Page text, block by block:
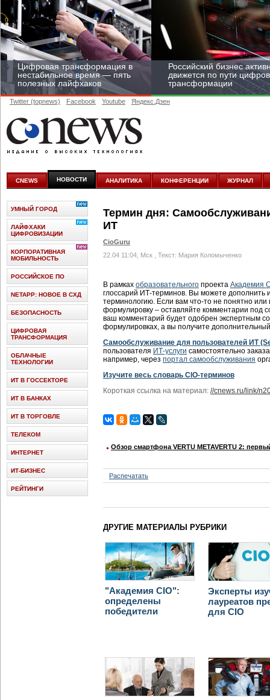
Цифровая трансформация в
нестабильное время — пять
полезных лайфхаков
Российский бизнес
движется по пути
трансформации
цифровизироваться со
скоростью крупных
корпораций
Twitter (topnews) Facebook Youtube Яндекс.Дзен
CNEWS НОВОСТИ АНАЛИТИКА КОНФЕРЕНЦИИ ЖУРНАЛ
Термин дня:
ИТ
CioGuru
22.04 11:04, Мск , Текст: Мария Коломыченко
В рамках образовательного проекта Академия
глоссарий ИТ-терминов. Вы можете дополнить
терминологию. Если вам что-то не понятно
формулировку – оставляйте комментарии под
ваш комментарий будет одобрен экспертным
формулировках, а вы получите
Самообслуживание для пользователей ИТ
пользователя ИТ-услуги самостоятельно
например, через портал самообслуживания
Изучите весь словарь CIO-терминов
Короткая ссылка на материал: //cnews.ru/link/
Обзор смартфона VERTU METAVERTU 2:
Распечатать
ДРУГИЕ МАТЕРИАЛЫ РУБРИКИ
"Академия CIO":
определены
победители
Эксперты
лауреатов
для CIO
УМНЫЙ ГОРОД
ЛАЙФХАКИ
ЦИФРОВИЗАЦИИ
КОРПОРАТИВНАЯ
МОБИЛЬНОСТЬ
РОССИЙСКОЕ ПО
NETAPP: НОВОЕ В СХД
БЕЗОПАСНОСТЬ
ЦИФРОВАЯ
ТРАНСФОРМАЦИЯ
ОБЛАЧНЫЕ
ТЕХНОЛОГИИ
ИТ В ГОССЕКТОРЕ
ИТ В БАНКАХ
ИТ В ТОРГОВЛЕ
ТЕЛЕКОМ
ИНТЕРНЕТ
ИТ-БИЗНЕС
РЕЙТИНГИ